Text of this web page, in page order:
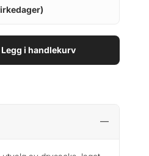
Legg i handlekurv